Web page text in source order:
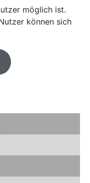
möglich ist.
können sich